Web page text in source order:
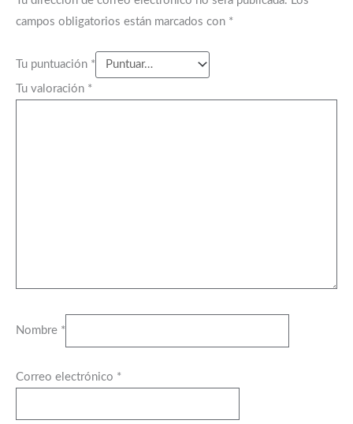
campos obligatorios están marcados con *
Tu puntuación *
Tu valoración *
Nombre *
Correo electrónico *